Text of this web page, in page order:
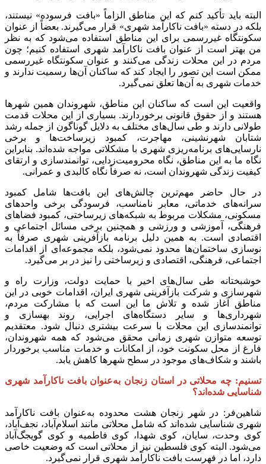
البته باید تأکید کنم که این مناطق الزاماً «بافت فرسوده» نیستند،
بلکه در دسته «بافت ناکارآمد شهری» قرار می‌گیرند. بعضاً از عنوان
سکونتگاه غیررسمی برای این مناطق استفاده می‌شود که به نظر
من بهتر است از عنوان بافت ناکارآمد شهری استفاده کنیم؛ چون
مردم در این محلات زندگی می‌کنند و عنوان سکونتگاه غیررسمی
ممکن است این تصور را ایجاد کند که ساکنان آن‌ها رسمیت ندارند و
خدمات شهری به آن‌ها تعلق نمی‌گیرد.
واقعیت این است که ساکنان این مناطق، شهروندان همین شهرها
هستند و از حقوق قانونی برخوردارند. بسیاری از این محلات قدمت
طولانی دارند و طی سال‌های مختلف به دلایل گوناگون از جمله رشد
شتابان شهرنشینی، مهاجرت، کمبود زیرساخت‌ها و برخی
نارسایی‌های برنامه‌ریزی شهری با مشکلاتی مواجه شده‌اند. بنابراین
نگاه ما به این مناطق، نگاه محرومیت‌زدایی، توانمندسازی و ارتقای
کیفیت زندگی شهروندان است، نه صرفاً نگاه کالبدی و عمرانی.
در حال حاضر مهم‌ترین چالش‌های این بافت‌ها شامل کمبود
سرانه‌های خدماتی، معابر نامناسب، فرسودگی برخی واحدهای
مسکونی، مشکلات مربوط به شبکه‌های زیرساختی، کمبود فضاهای
فرهنگی، آموزشی و ورزشی و همچنین برخی مسائل اجتماعی و
اقتصادی است. به همین دلیل برنامه بازآفرینی شهری صرفاً به
نوسازی ساختمان‌ها محدود نمی‌شود، بلکه مجموعه‌ای از اقدامات
اجتماعی، فرهنگی، اقتصادی و زیرساختی را نیز در بر می‌گیرد.
خوشبختانه طی سال‌های اخیر با حمایت دولت، وزارت راه و
شهرسازی و شرکت بازآفرینی شهری ایران، اقدامات خوبی در این
مناطق آغاز شده و تلاش ما این است که با مشارکت مردم،
شهرداری‌ها و سایر دستگاه‌های اجرایی، روند بهسازی و
توانمندسازی این محلات با سرعت بیشتری دنبال شود. معتقدیم
توسعه متوازن شهری زمانی محقق می‌شود که همه شهروندان،
فارغ از محل سکونت خود، از امکانات و خدمات مناسب برخوردار
باشند و شکاف‌های موجود در سطح شهرها کاهش یابد.
تسنیم: چه محلاتی در استان زنجان به‌عنوان بافت ناکارآمد شهری
شناسایی شده‌اند؟
شاهین‌فر: در شهر زنجان هشت محدوده به‌عنوان بافت ناکارآمد
شهری شناسایی شده‌اند که شامل محلاتی مانند اسلام‌آباد، نجف‌آباد،
کوی وحدت، سایان، کوی شهدا، کوی فاطمیه و کوی گویجگ‌آباد
می‌شود. البته کوی فلسطین نیز از محلاتی است که وضعیت خاصی
دارد، اما در فهرست بافت ناکارآمد شهری قرار نمی‌گیرد.